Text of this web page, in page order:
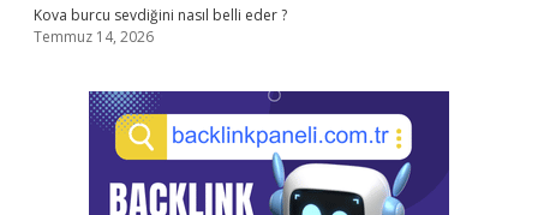
Kova burcu sevdiğini nasıl belli eder ?
Temmuz 14, 2026